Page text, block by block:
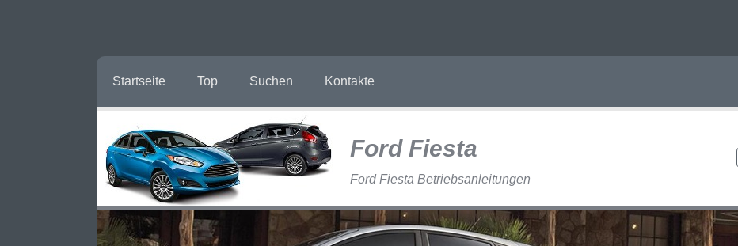
Startseite Top Suchen Kontakte
Ford Fiesta
Ford Fiesta Betriebsanleitungen